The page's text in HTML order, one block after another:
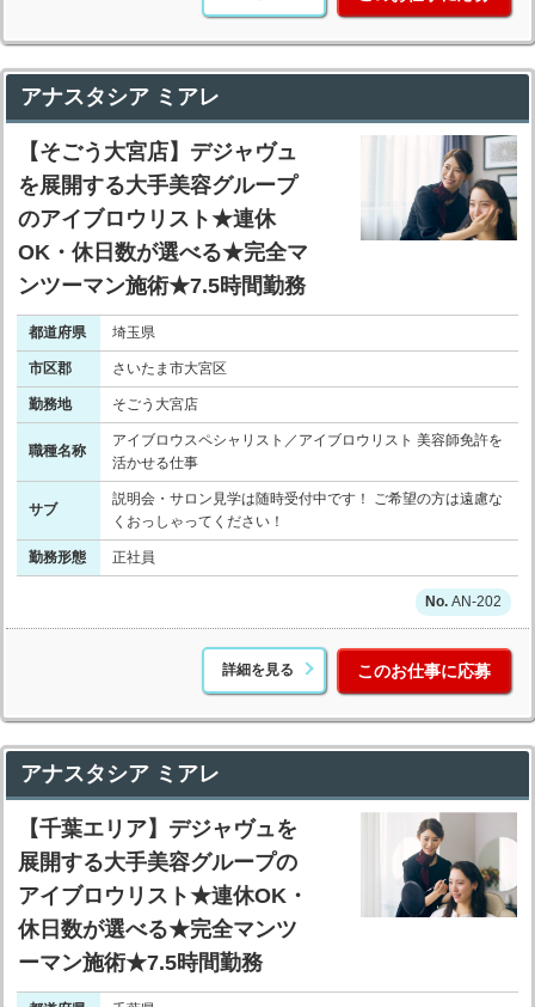
アナスタシア ミアレ
【そごう大宮店】デジャヴュ
を展開する大手美容グループ
のアイブロウリスト★連休
OK・休日数が選べる★完全マ
ンツーマン施術★7.5時間勤務
都道府県 埼玉県
市区郡 さいたま市大宮区
勤務地 そごう大宮店
職種名称
アイブロウスペシャリスト／アイブロウリスト 美容師免許を
活かせる仕事
サブ
説明会・サロン見学は随時受付中です！ ご希望の方は遠慮な
くおっしゃってください！
勤務形態 正社員
AN-202
詳細を見る このお仕事に応募
アナスタシア ミアレ
【千葉エリア】デジャヴュを
展開する大手美容グループの
アイブロウリスト★連休OK・
休日数が選べる★完全マンツ
ーマン施術★7.5時間勤務